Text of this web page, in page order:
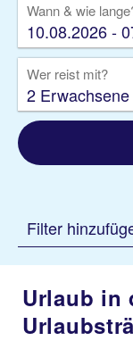
Wann & wie
10.08.2026 -
Wer reist mit?
2 Erwachsene
Filter
Urlaub in